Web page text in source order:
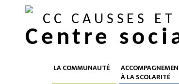
CC CAUSSES
Centre
LA COMMUNAUTÉ
À LA SCOLARITÉ